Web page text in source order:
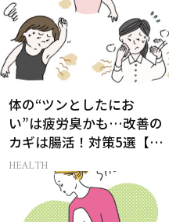
体の“ツンとしたにお
い”は疲労臭かも…改善の
カギは腸活！対策5選【医
師監修】
HEALTH